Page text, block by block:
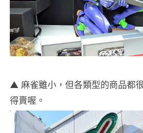
▲ 麻雀雖小，但各類型的商品都
得賣喔。